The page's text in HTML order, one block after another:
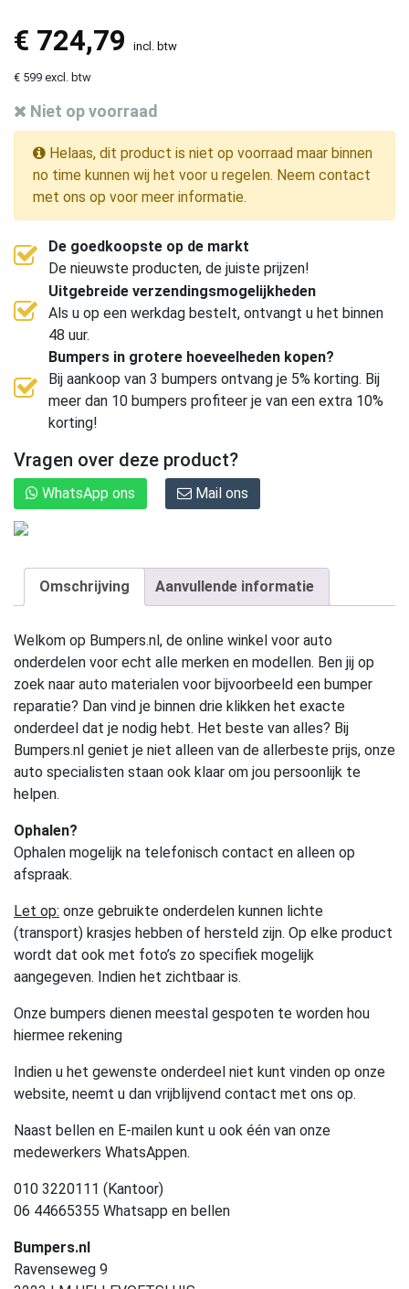
€ 724,79 incl. btw
€ 599 excl. btw
Niet op voorraad
Helaas, dit product is niet op voorraad maar binnen
no time kunnen wij het voor u regelen. Neem contact
met ons op voor meer informatie.
De goedkoopste op de markt
De nieuwste producten, de juiste prijzen!
Uitgebreide verzendingsmogelijkheden
Als u op een werkdag bestelt, ontvangt u het binnen
48 uur.
Bumpers in grotere hoeveelheden kopen?
Bij aankoop van 3 bumpers ontvang je 5% korting. Bij
meer dan 10 bumpers profiteer je van een extra 10%
korting!
Vragen over deze product?
WhatsApp ons Mail ons
Omschrijving Aanvullende informatie
Welkom op Bumpers.nl, de online winkel voor auto
onderdelen voor echt alle merken en modellen. Ben jij op
zoek naar auto materialen voor bijvoorbeeld een bumper
reparatie? Dan vind je binnen drie klikken het exacte
onderdeel dat je nodig hebt. Het beste van alles? Bij
Bumpers.nl geniet je niet alleen van de allerbeste prijs, onze
auto specialisten staan ook klaar om jou persoonlijk te
helpen.
Ophalen?
Ophalen mogelijk na telefonisch contact en alleen op
afspraak.
Let op: onze gebruikte onderdelen kunnen lichte
(transport) krasjes hebben of hersteld zijn. Op elke product
wordt dat ook met foto’s zo specifiek mogelijk
aangegeven. Indien het zichtbaar is.
Onze bumpers dienen meestal gespoten te worden hou
hiermee rekening
Indien u het gewenste onderdeel niet kunt vinden op onze
website, neemt u dan vrijblijvend contact met ons op.
Naast bellen en E-mailen kunt u ook één van onze
medewerkers WhatsAppen.
010 3220111 (Kantoor)
06 44665355 Whatsapp en bellen
Bumpers.nl
Ravenseweg 9